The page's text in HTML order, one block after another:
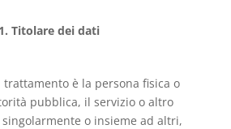
1. Titolare dei dati
è la persona fisica o
pubblica, il servizio o altro
o insieme ad altri,